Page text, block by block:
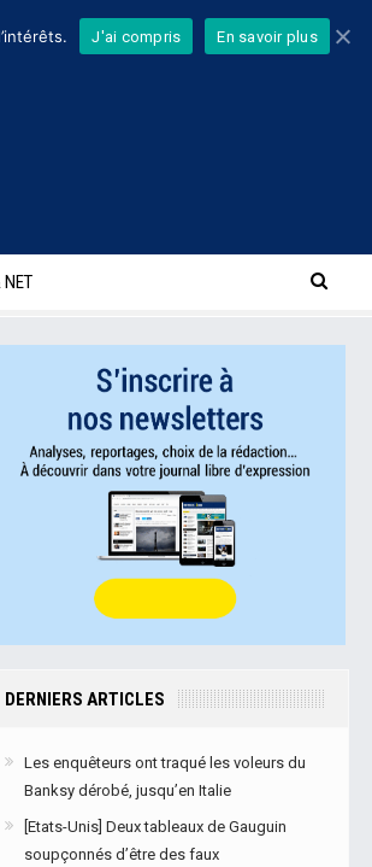
NET
DERNIERS ARTICLES
Les enquêteurs ont traqué les voleurs du
Banksy dérobé, jusqu’en Italie
[Etats-Unis] Deux tableaux de Gauguin
soupçonnés d’être des faux
J'ai compris En savoir plus